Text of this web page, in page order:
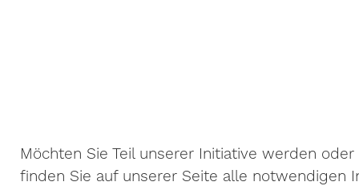
Möchten Sie Teil unserer Initiative werden
finden Sie auf unserer Seite alle notwendigen